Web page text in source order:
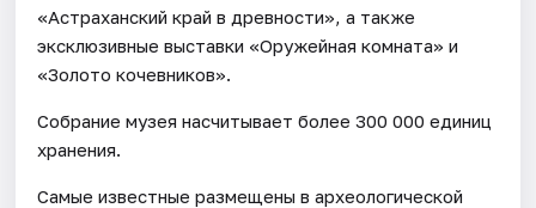
«Астраханский край в древности», а также
эксклюзивные выставки «Оружейная комната» и
«Золото кочевников».
Собрание музея насчитывает более 300 000 единиц
хранения.
Самые известные размещены в археологической